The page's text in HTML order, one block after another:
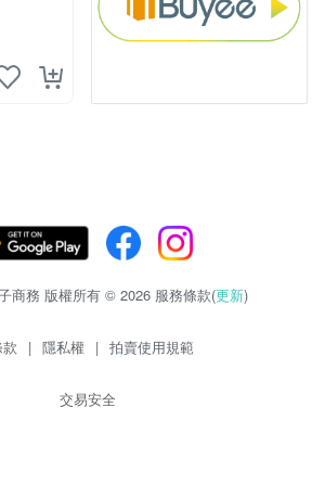
／Disg
商務 版權所有 © 2026 服務條款(更新)
| 隱私權 | 拍賣使用規範
交易安全